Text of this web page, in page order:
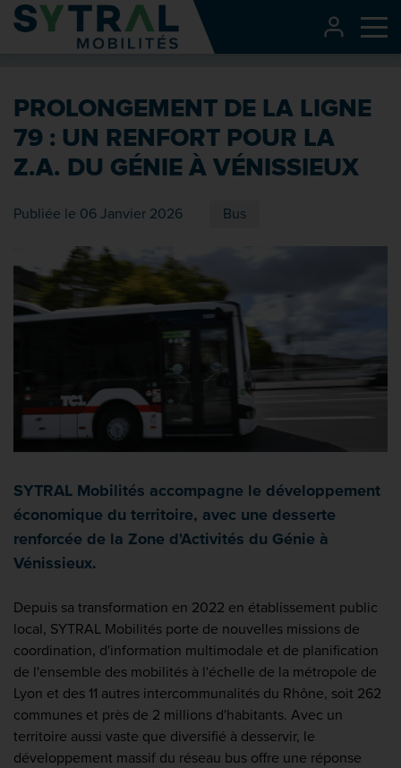
Contenu
Entête de page
Recherche
Pied de page
PROLONGEMENT DE LA LIGNE
79 : UN RENFORT POUR LA
Z.A. DU GÉNIE À VÉNISSIEUX
Publiée le 06 Janvier 2026 Bus
SYTRAL Mobilités accompagne le développement
économique du territoire, avec une desserte
renforcée de la Zone d'Activités du Génie à
Vénissieux.
Depuis sa transformation en 2022 en établissement public
local, SYTRAL Mobilités porte de nouvelles missions de
coordination, d'information multimodale et de planification
de l'ensemble des mobilités à l'échelle de la métropole de
Lyon et des 11 autres intercommunalités du Rhône, soit 262
communes et près de 2 millions d'habitants. Avec un
territoire aussi vaste que diversifié à desservir, le
développement massif du réseau bus offre une réponse